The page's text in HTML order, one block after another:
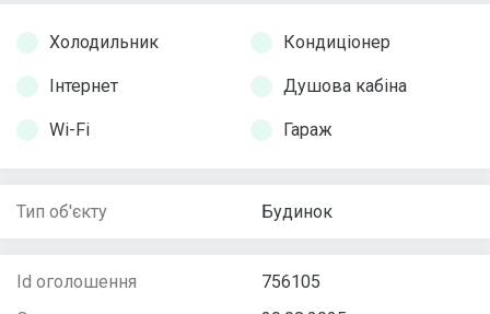
Холодильник
Інтернет
Wi-Fi
Кондиціонер
Душова кабіна
Гараж
Тип об'єкту Будинок
Id оголошення
756105